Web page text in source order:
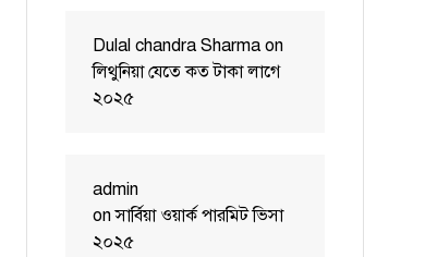
Dulal chandra Sharma on
লিথুনিয়া যেতে কত টাকা লাগে
২০২৫
admin
onসার্বিয়া ওয়ার্ক পারমিট ভিসা
২০২৫